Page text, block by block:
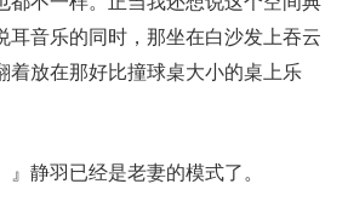
耳音乐的同时，那坐在白沙发上吞云
着放在那好比撞球桌大小的桌上乐
』静羽已经是老妻的模式了。